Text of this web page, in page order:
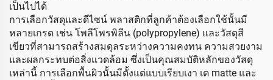
เป็นไปได้
การเลือกวัสดุและดีไซน์ พลาสติกที่ลูกค้าต้องเลือกใช้นั้นมี
หลายเกรด เช่น โพลีโพรพิลีน (polypropylene) และวัสดุสี
เขียวที่สามารถสร้างสมดุลระหว่างความคงทน ความสวยงาม
และผลกระทบต่อสิ่งแวดล้อม ซึ่งเป็นคุณสมบัติหลักของวัสดุ
เหล่านี้ การเลือกพื้นผิวนั้นมีตั้งแต่แบบเรียบเงา เด matte และ